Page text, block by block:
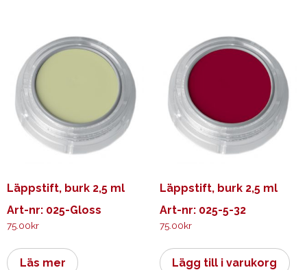
Läppstift, burk 2,5 ml
Art-nr: 025-Gloss
75.00kr
Läs mer
Läppstift, burk 2,5 ml
Art-nr: 025-5-32
75.00kr
Lägg till i varukorg